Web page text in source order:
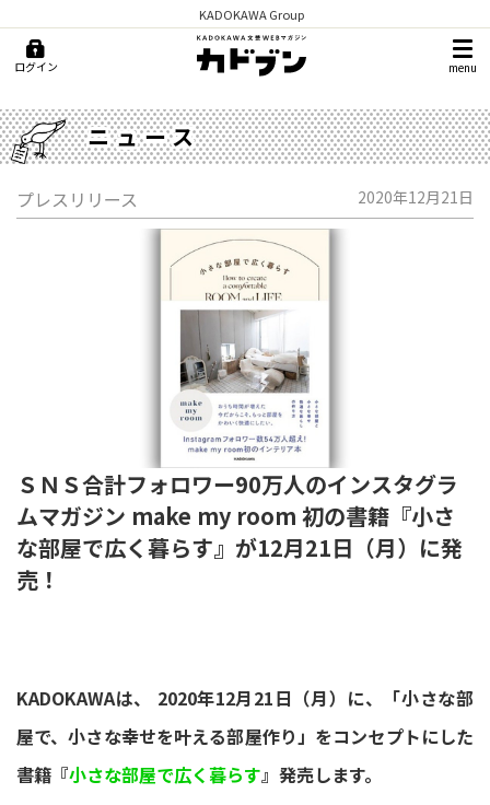
KADOKAWA Group
ログイン menu
ニュース
プレスリリース 2020年12月21日
ＳＮＳ合計フォロワー90万人のインスタグラ
ムマガジン make my room 初の書籍『小さ
な部屋で広く暮らす』が12月21日（月）に発
売！
KADOKAWAは、 2020年12月21日（月）に、「小さな部
屋で、小さな幸せを叶える部屋作り」をコンセプトにした
書籍『小さな部屋で広く暮らす』発売します。